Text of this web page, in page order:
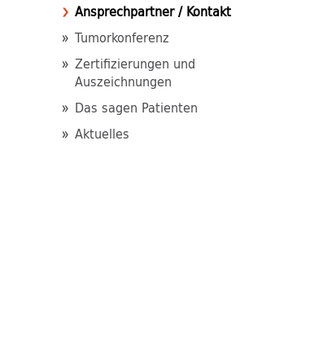
Ansprechpartner / Kontakt
Tumorkonferenz
Zertifizierungen und
Auszeichnungen
Das sagen Patienten
Aktuelles